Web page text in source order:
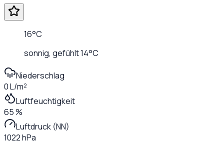
16°C
sonnig, gefühlt14°C
Niederschlag
0 L/m²
Luftfeuchtigkeit
65 %
Luftdruck (NN)
1022 hPa